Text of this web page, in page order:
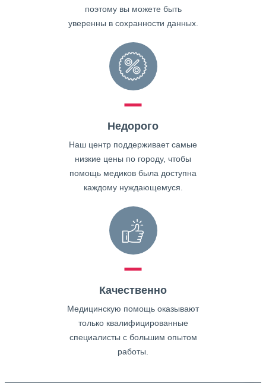
поэтому вы можете быть
уверенны в сохранности данных.
Недорого
Наш центр поддерживает самые
низкие цены по городу, чтобы
помощь медиков была доступна
каждому нуждающемуся.
Качественно
Медицинскую помощь оказывают
только квалифицированные
специалисты с большим опытом
работы.